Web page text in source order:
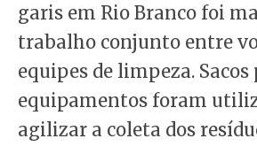
garis em Rio Branco foi
trabalho conjunto entre
equipes de limpeza. Sacos
equipamentos foram
agilizar a coleta dos